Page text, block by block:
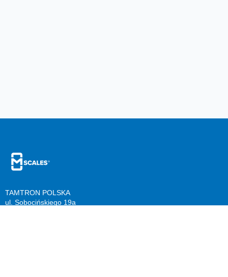
TAMTRON POLSKA
ul. Sobocińskiego 19a